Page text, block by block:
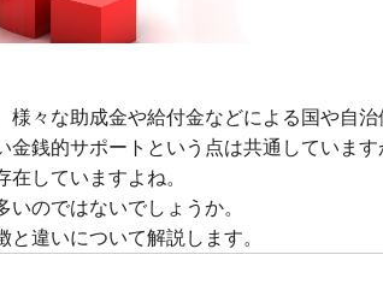
々な助成金や給付金などによる国や自治
銭的サポートという点は共通しています
していますよね。
のではないでしょうか。
違いについて解説します。